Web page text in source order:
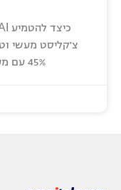
45% עם מערכת tokomni המתקדמת.